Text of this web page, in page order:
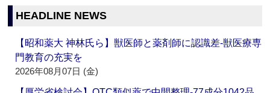
HEADLINE NEWS
【昭和薬大 神林氏ら】獣医師と薬剤師に認識差‐獣医療専
門教育の充実を
2026年08月07日 (金)